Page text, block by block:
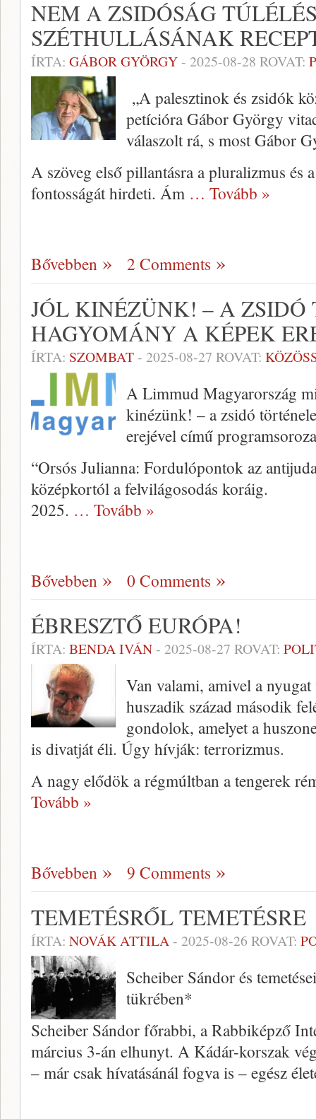
NEM A ZSIDÓSÁG
SZÉTHULLÁSÁNAK
ÍRTA: GÁBOR GYÖRGY- 2025-08-28 ROVAT:
„A palesztinok és zsidók
petícióra Gábor György
válaszolt rá, s most Gábor
A szöveg első pillantásra a pluralizmus és
fontosságát hirdeti. Ám … Tovább »
Bővebben 2 Comments
JÓL KINÉZÜNK! – A ZSIDÓ
HAGYOMÁNY A KÉPEK
ÍRTA: SZOMBAT- 2025-08-27 ROVAT:
A Limmud Magyarország
kinézünk! – a zsidó
erejével című
“Orsós Julianna: Fordulópontok az
középkortól a felvilágosodás koráig.
2025. … Tovább »
Bővebben 0 Comments
ÉBRESZTŐ EURÓPA!
ÍRTA: BENDA IVÁN- 2025-08-27 ROVAT:
Van valami, amivel a
huszadik század második
gondolok, amelyet a
is divatját éli. Úgy hívják: terrorizmus.
A nagy elődök a régmúltban a tengerek
Tovább »
Bővebben 9 Comments
TEMETÉSRŐL TEMETÉSRE
ÍRTA: NOVÁK ATTILA- 2025-08-26 ROVAT:
Scheiber Sándor és
tükrében*
Scheiber Sándor főrabbi, a Rabbiképző
március 3-án elhunyt. A Kádár-korszak
– már csak hívatásánál fogva is – egész